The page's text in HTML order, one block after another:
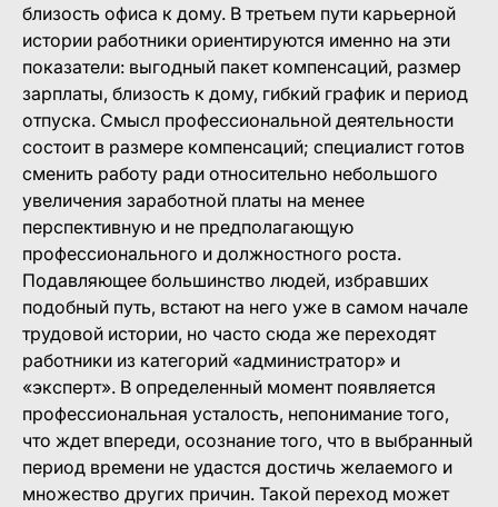
близость офиса к дому. В третьем пути карьерной
истории работники ориентируются именно на эти
показатели: выгодный пакет компенсаций, размер
зарплаты, близость к дому, гибкий график и период
отпуска. Смысл профессиональной деятельности
состоит в размере компенсаций; специалист готов
сменить работу ради относительно небольшого
увеличения заработной платы на менее
перспективную и не предполагающую
профессионального и должностного роста.
Подавляющее большинство людей, избравших
подобный путь, встают на него уже в самом начале
трудовой истории, но часто сюда же переходят
работники из категорий «администратор» и
«эксперт». В определенный момент появляется
профессиональная усталость, непонимание того,
что ждет впереди, осознание того, что в выбранный
период времени не удастся достичь желаемого и
множество других причин. Такой переход может